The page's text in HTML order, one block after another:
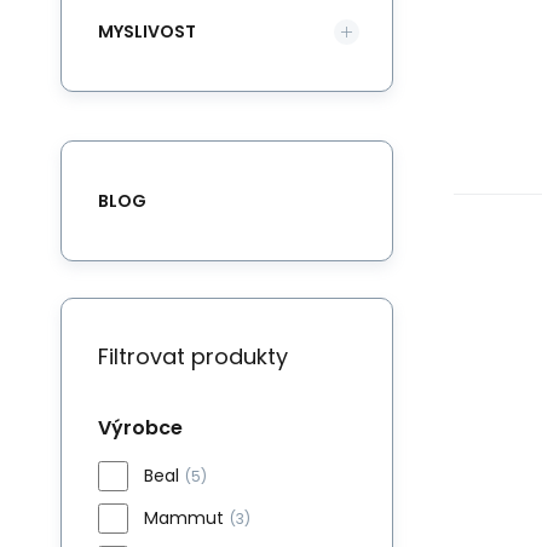
MYSLIVOST
BLOG
Filtrovat produkty
Výrobce
Beal (5)
Mammut (3)